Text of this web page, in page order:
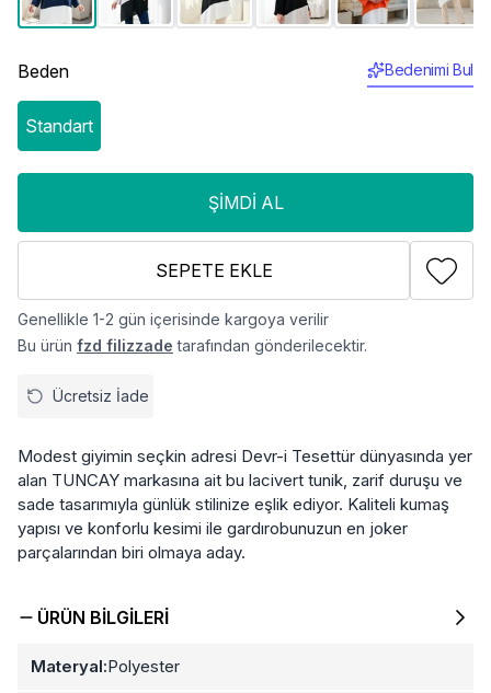
Beden Bedenimi Bul
Standart
ŞIMDI AL
SEPETE EKLE
Genellikle 1-2 gün içerisinde kargoya verilir
Bu ürün fzd filizzade tarafından gönderilecektir.
Ücretsiz İade
Modest giyimin seçkin adresi Devr-i Tesettür dünyasında yer
alan TUNCAY markasına ait bu lacivert tunik, zarif duruşu ve
sade tasarımıyla günlük stilinize eşlik ediyor. Kaliteli kumaş
yapısı ve konforlu kesimi ile gardırobunuzun en joker
parçalarından biri olmaya aday.
ÜRÜN BILGILERI
Materyal:Polyester